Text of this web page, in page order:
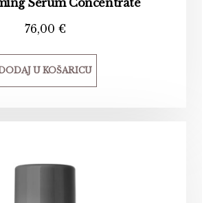
76,00 €
U KOŠARICU